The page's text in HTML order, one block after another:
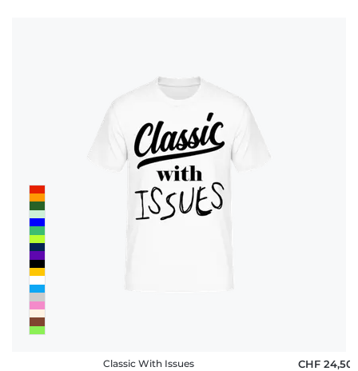
Classic With Issues
CHF 24,50